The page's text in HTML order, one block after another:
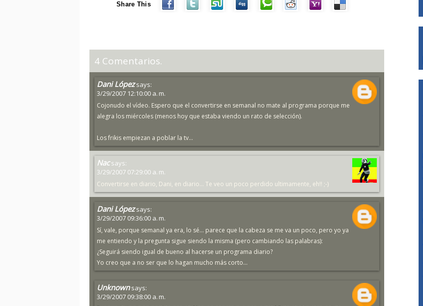
Share This
4 Comentarios.
Dani López says:
3/29/2007 12:10:00 a. m.
Cojonudo el vídeo. Espero que el convertirse en semanal no mate al programa porque me
alegra los miércoles (menos hoy que estaba viendo un rato de selección).
Los frikis empiezan a poblar la tv...
Nac says:
3/29/2007 07:29:00 a. m.
Convertirse en diario, Dani, en diario... Te veo un poco perdido ultimamente, eh!! ;-)
Dani López says:
3/29/2007 09:36:00 a. m.
Sí, vale, porque semanal ya era, lo sé... parece que la cabeza se me va un poco, pero yo ya
me entiendo y la pregunta sigue siendo la misma (pero cambiando las palabras):
¿Seguirá siendo igual de bueno al hacerse un programa diario?
Yo creo que a no ser que lo hagan mucho más corto...
Unknown says:
3/29/2007 09:38:00 a. m.